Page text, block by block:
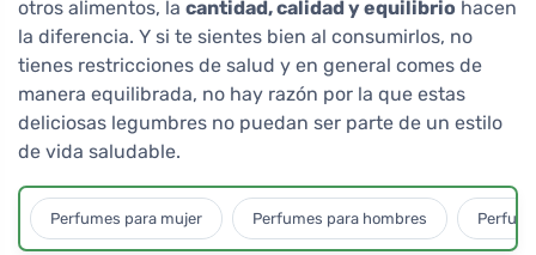
otros alimentos, la cantidad, calidad y equilibrio hacen
la diferencia. Y si te sientes bien al consumirlos, no
tienes restricciones de salud y en general comes de
manera equilibrada, no hay razón por la que estas
deliciosas legumbres no puedan ser parte de un estilo
de vida saludable.
Perfumes para mujer Perfumes para hombres